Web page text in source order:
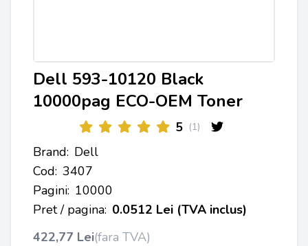
Dell 593-10120 Black
10000pag ECO-OEM Toner
5 (1)
Brand: Dell
Cod: 3407
Pagini: 10000
Pret / pagina: 0.0512 Lei (TVA inclus)
422,77 Lei(fara TVA)